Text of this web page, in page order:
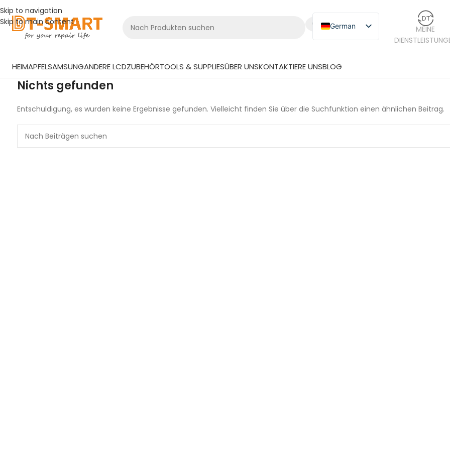
Skip to navigation
Skip to main content
German
English
MEINE
HEIMAPFELSAMSUNGANDERE LCDZUBEHÖRTOOLS & SUPPLIESÜBER UNSKONTAKTIERE UNSBLOG
Nichts gefunden
Entschuldigung, es wurden keine Ergebnisse gefunden. Vielleicht finden Sie über die Suchfunktion einen ähnlichen Beitrag.